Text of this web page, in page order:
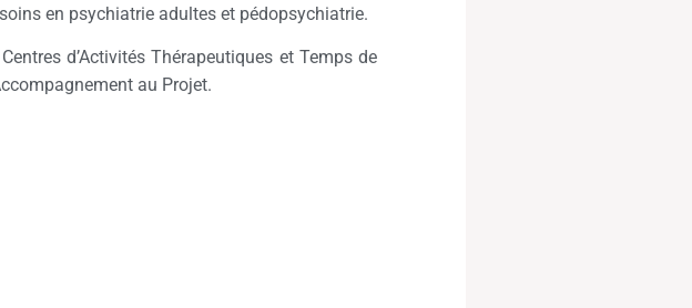
en psychiatrie adultes et pédopsychiatrie.
d’Activités Thérapeutiques et Temps de
au Projet.